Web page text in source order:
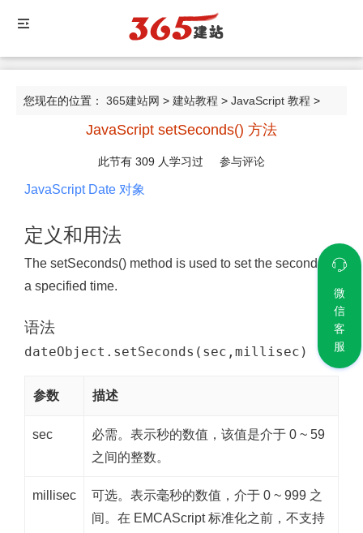
您现在的位置： 365建站网 > 建站教程 > JavaScript 教程 >
JavaScript setSeconds() 方法
JavaScript setSeconds() 方法
此节有 309 人学习过 参与评论
JavaScript Date 对象
定义和用法
The setSeconds() method is used to set the seconds of
a specified time.
语法
dateObject.setSeconds(sec,millisec)
参数 描述
sec
必需。表示秒的数值，该值是介于 0 ~ 59
之间的整数。
millisec
可选。表示毫秒的数值，介于 0 ~ 999 之
间。在 EMCAScript 标准化之前，不支持
微
信
客
服